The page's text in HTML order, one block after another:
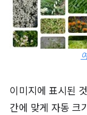
이미지에 표시된
간에 맞게 자동 크